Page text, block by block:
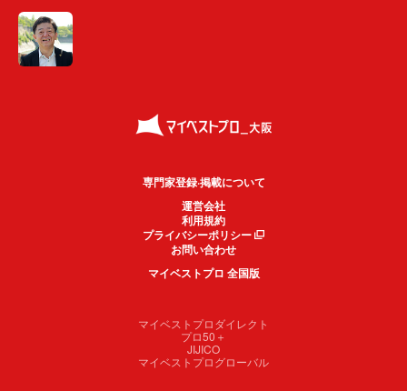
専門家登録·掲載について
運営会社
利用規約
プライバシーポリシー
お問い合わせ
マイベストプロ 全国版
マイベストプロダイレクト
プロ50＋
JIJICO
マイベストプログローバル